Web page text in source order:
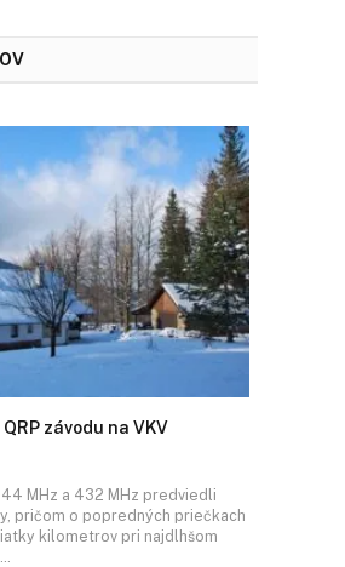
závodu na VKV
MHz a 432 MHz predviedli
pričom o popredných priečkach
kilometrov pri najdlhšom